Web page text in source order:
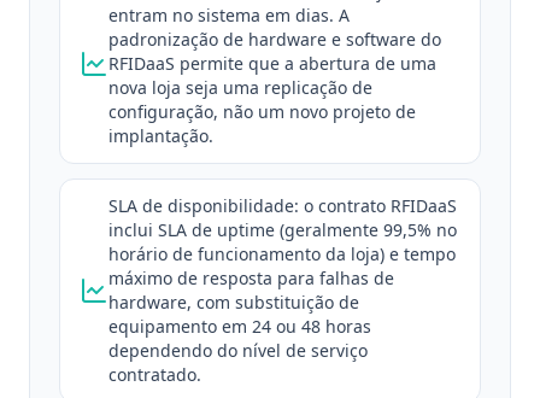
entram no sistema em dias. A
padronização de hardware e software do
RFIDaaS permite que a abertura de uma
nova loja seja uma replicação de
configuração, não um novo projeto de
implantação.
SLA de disponibilidade: o contrato RFIDaaS
inclui SLA de uptime (geralmente 99,5% no
horário de funcionamento da loja) e tempo
máximo de resposta para falhas de
hardware, com substituição de
equipamento em 24 ou 48 horas
dependendo do nível de serviço
contratado.